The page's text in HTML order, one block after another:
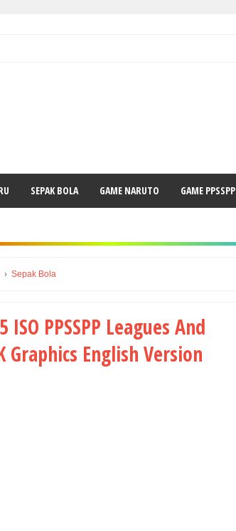
SEPAK BOLA GAME NARUTO GAME PPSSPP
› Sepak Bola
PPSSPP Leagues And
Graphics English Version